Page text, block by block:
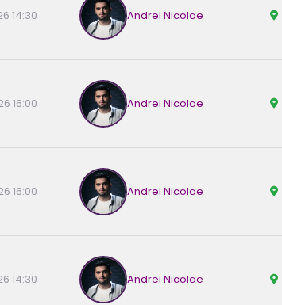
14:30 Andrei Nicolae
16:00 Andrei Nicolae
16:00 Andrei Nicolae
14:30 Andrei Nicolae